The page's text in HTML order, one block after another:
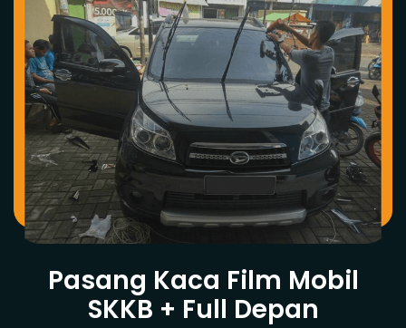
Pasang Kaca Film Mobil
SKKB + Full Depan